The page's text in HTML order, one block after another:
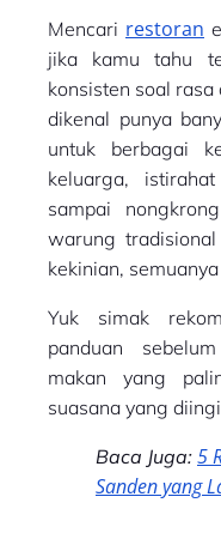
Mencari restoran
jika kamu tahu
konsisten soal
dikenal punya
untuk berbagai
keluarga,
sampai
warung
kekinian,
Yuk simak
panduan
makan yang
suasana yang
Baca Juga: 5
Sanden yang